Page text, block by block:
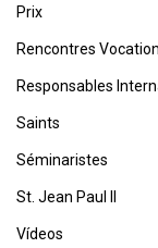
Prix
Rencontres
Responsables
Saints
Séminaristes
St. Jean Paul II
Vídeos